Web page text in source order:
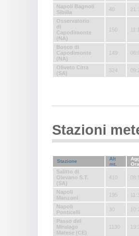
Napoli Bagnoli
Sibilla
40
Osservatorio
di
Capodimonte
(NA)
150
Bosco di
Capodimonte
(NA)
149
Oliveto Citra
(SA)
324
Stazioni
Stazione
Alt
mt.
Ora
Salitto di
Olevano S.T.
(SA)
410
Napoli
Manzoni
195
Napoli
Ponticelli
30
Passo del
Miralago
Matese (CE)
1130